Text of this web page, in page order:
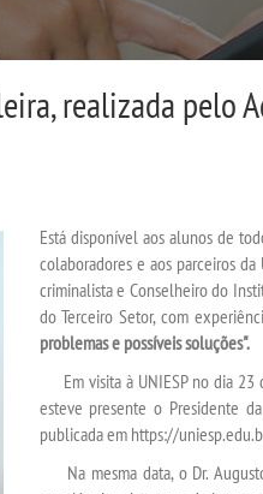
realizada pelo
Está disponível aos alunos de
colaboradores e aos parceiros
criminalista e Conselheiro do
do Terceiro Setor, com
problemas e possíveis soluções".
Em visita à UNIESP no dia 23
esteve presente o Presidente
publicada em https://
Na mesma data, o Dr.